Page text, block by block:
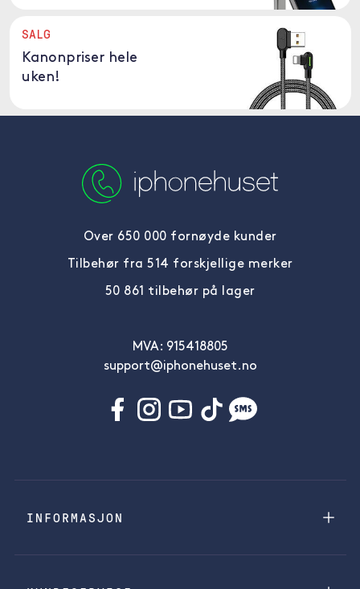
SALG
Kanonpriser hele
uken!
Over 650 000 fornøyde kunder
Tilbehør fra 514 forskjellige merker
50 861 tilbehør på lager
MVA: 915418805
support@iphonehuset.no
INFORMASJON